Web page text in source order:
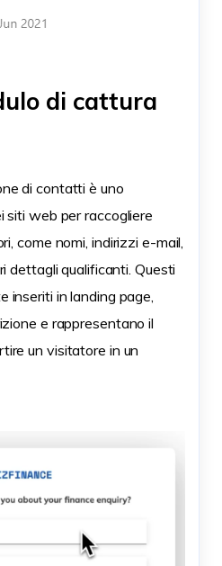
di cattura
di contatti è uno
web per raccogliere
come nomi, indirizzi e-mail,
dettagli qualificanti. Questi
inseriti in landing page,
e rappresentano il
un visitatore in un